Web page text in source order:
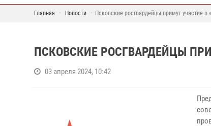
Главная Новости Псковские росгвардейцы примут участие в
ПСКОВСКИЕ РОСГВАРДЕЙЦЫ
03 апреля 2024, 10:42